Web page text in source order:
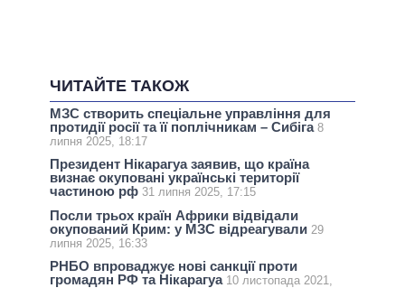
ЧИТАЙТЕ ТАКОЖ
МЗС створить спеціальне управління для
протидії росії та її поплічникам – Сибіга 8
липня 2025, 18:17
Президент Нікарагуа заявив, що країна
визнає окуповані українські території
частиною рф 31 липня 2025, 17:15
Посли трьох країн Африки відвідали
окупований Крим: у МЗС відреагували 29
липня 2025, 16:33
РНБО впроваджує нові санкції проти
громадян РФ та Нікарагуа 10 листопада 2021,